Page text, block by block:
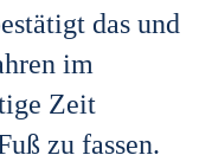
das und
im
Zeit
zu fassen.